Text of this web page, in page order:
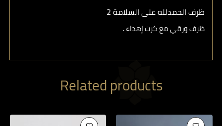
ظرف الحمدلله على السلامة 2
ظرف ورقي مع كرت إهداء .
Related products